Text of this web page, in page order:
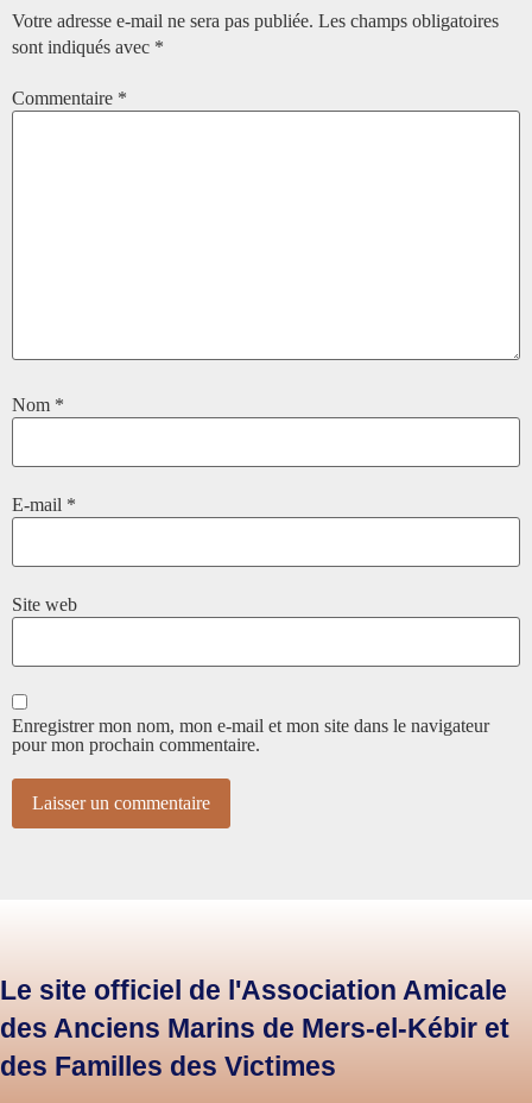
Votre adresse e-mail ne sera pas publiée. Les champs obligatoires
sont indiqués avec *
Commentaire *
Nom *
E-mail *
Site web
Enregistrer mon nom, mon e-mail et mon site dans le navigateur
pour mon prochain commentaire.
Le site officiel de l'Association Amicale
des Anciens Marins de Mers-el-Kébir et
des Familles des Victimes